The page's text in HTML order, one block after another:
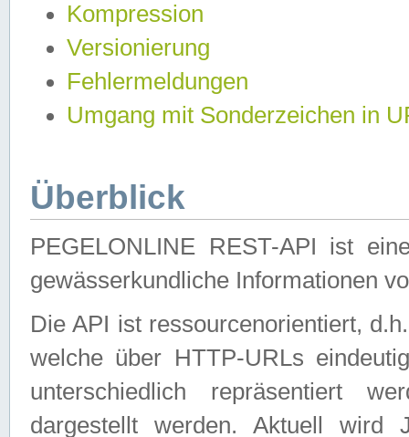
Kompression
Versionierung
Fehlermeldungen
Umgang mit Sonderzeichen in
Überblick
PEGELONLINE REST-API ist
gewässerkundliche Informationen
Die API ist ressourcenorientiert,
welche über HTTP-URLs
unterschiedlich repräsentiert
dargestellt werden. Aktuell wird